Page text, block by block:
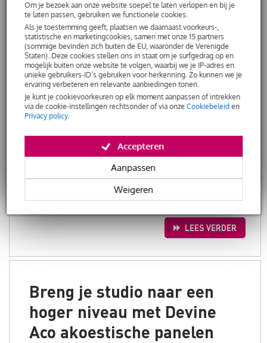
Om je bezoek aan onze website soepel te laten verlopen en bij je
te laten passen, gebruiken we functionele cookies.
Als je toestemming geeft, plaatsen we daarnaast voorkeurs-,
statistische en marketingcookies, samen met onze 15 partners
(sommige bevinden zich buiten de EU, waaronder de Verenigde
Staten). Deze cookies stellen ons in staat om je surfgedrag op en
mogelijk buiten onze website te volgen, waarbij we je IP-adres en
unieke gebruikers-ID’s gebruiken voor herkenning. Zo kunnen we je
ervaring verbeteren en relevante aanbiedingen tonen.
Je kunt je cookievoorkeuren op elk moment aanpassen of intrekken
via de cookie-instellingen rechtsonder of via onzeCookiebeleid en
Privacy policy.
Weigeren
Aanpassen
Accepteren
beginnende mobiele DJ
Je draait thuis al een
jaar lang elke avond op
de DJ-controller die je bij
Bax Music kocht. En
opeens komt de vraag:
verwachten dat jij zelf voor geluid en licht zorgt.
Oei, wat voor setup heb je dan nodig en hoe bereid
je je voor? Gelukkig hoef je het wiel niet opnieuw
uit te vinden. Bax Music wijst de weg met 7
gouden regels voor de beginnende mobiele DJ.
LEES VERDER
Breng je studio naar een
hoger niveau met Devine
Aco akoestische panelen